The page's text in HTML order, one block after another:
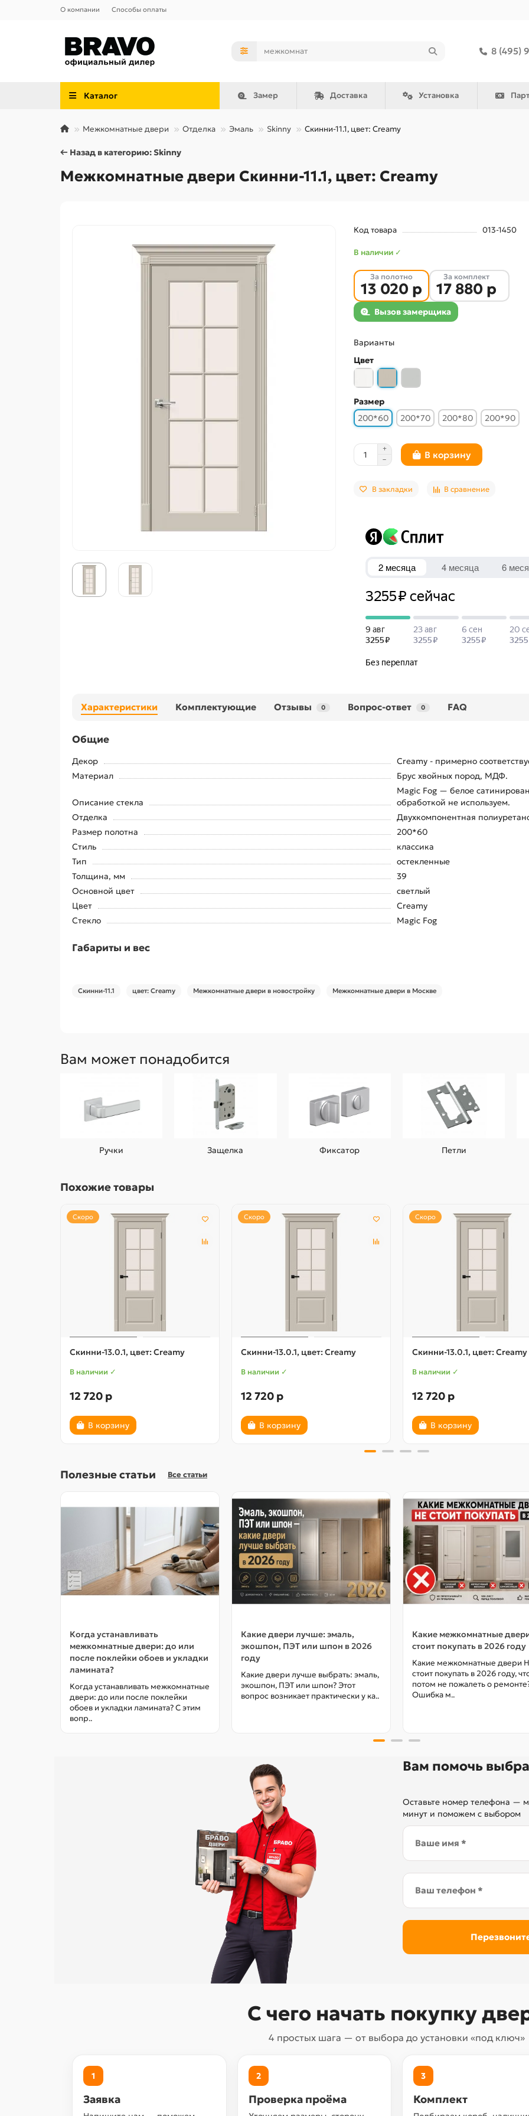
О компании Способы оплаты
8 (495)
Каталог Замер Доставка Установка
Межкомнатные двери Отделка Эмаль Skinny Скинни-11.1, цвет: Creamy
← Назад в категорию: Skinny
Межкомнатные двери Скинни-11.1, цвет: Creamy
Код товара 013-1450
В наличии ✓
За полотно
13 020 р
За комплект
17 880 р
Вызов замерщика
Варианты
Цвет
Размер
200*60
200*70 200*80 200*90
В корзину
В закладки В сравнение
Характеристики Комплектующие Отзывы 0 Вопрос-ответ 0 FAQ
Общие
Декор
Creamy - примерно
Материал
Брус хвойных пород, МДФ.
Описание стекла
Magic Fog — белое
обработкой не используем.
Отделка
Двухкомпонентная
Размер полотна
200*60
Стиль
классика
Тип
остекленные
Толщина, мм
39
Основной цвет
светлый
Цвет
Creamy
Стекло
Magic Fog
Габариты и вес
Скинни-11.1 цвет: Creamy Межкомнатные двери в новостройку Межкомнатные двери в Москве
Вам может понадобится
Ручки Защелка Фиксатор Петли
Похожие товары
Скоро
Скинни-13.0.1, цвет: Creamy
В наличии ✓
12 720 р
В корзину
Скоро
Скинни-13.0.1, цвет: Creamy
В наличии ✓
12 720 р
В корзину
Скоро
Скинни-13.0.1, цвет: Creamy
В наличии ✓
12 720 р
В корзину
Полезные статьи Все статьи
Когда устанавливать
межкомнатные двери: до или
после поклейки обоев и укладки
ламината?
Когда устанавливать межкомнатные
двери: до или после поклейки
обоев и укладки ламината? С этим
вопр..
Какие двери лучше: эмаль,
экошпон, ПЭТ или шпон в 2026
году
Какие двери лучше выбрать: эмаль,
экошпон, ПЭТ или шпон? Этот
вопрос возникает практически у ка..
Какие межкомнатные
стоит покупать в 2026 году
Какие межкомнатные двери
стоит покупать в 2026 году,
потом не пожалеть о
Ошибка м..
Вам помочь
Оставьте номер телефона —
минут и поможем с выбором
С чего начать покупку
4 простых шага — от выбора до установки «под ключ»
1
Заявка
2
Проверка проёма
3
Комплект